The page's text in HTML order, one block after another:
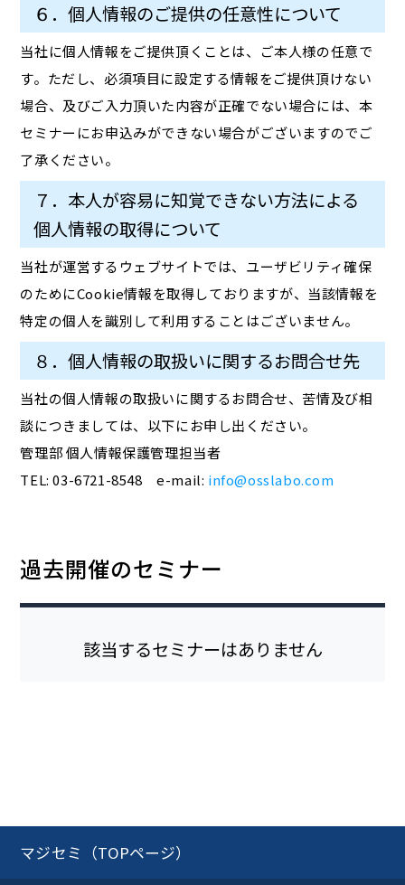
６．個人情報のご提供の任意性について
当社に個人情報をご提供頂くことは、ご本人様の任意で
す。ただし、必須項目に設定する情報をご提供頂けない
場合、及びご入力頂いた内容が正確でない場合には、本
セミナーにお申込みができない場合がございますのでご
了承ください。
７．本人が容易に知覚できない方法による
個人情報の取得について
当社が運営するウェブサイトでは、ユーザビリティ確保
のためにCookie情報を取得しておりますが、当該情報を
特定の個人を識別して利用することはございません。
８．個人情報の取扱いに関するお問合せ先
当社の個人情報の取扱いに関するお問合せ、苦情及び相
談につきましては、以下にお申し出ください。
管理部 個人情報保護管理担当者
TEL: 03-6721-8548 e-mail: info@osslabo.com
過去開催のセミナー
該当するセミナーはありません
マジセミ（TOPページ）